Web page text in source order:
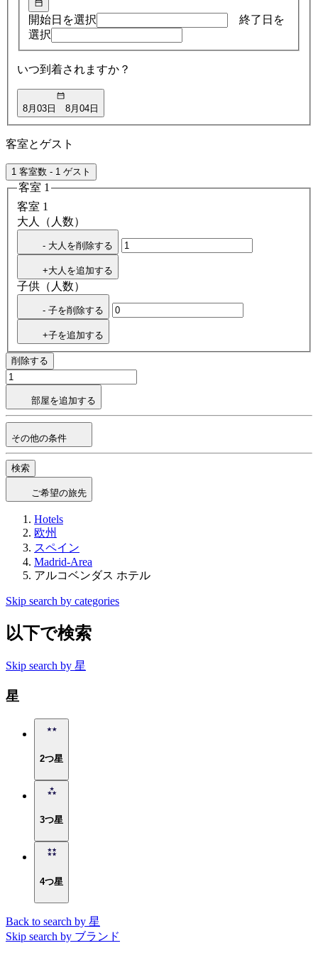
検
索
開始日を選択
終了日を
選択
いつ到着されますか？
8月03日 8月04日
客室とゲスト
1 客室数 - 1 ゲスト
客室 1
客室 1
大人（人数）
- 大人を削除する
+大人を追加する
子供（人数）
- 子を削除する
+子を追加する
削除する
部屋を追加する
その他の条件
検索
ご希望の旅先
Hotels
欧州
スペイン
Madrid-Area
アルコベンダス ホテル
Skip search by categories
以下で検索
Skip search by 星
星
2つ星
3つ星
4つ星
Back to search by 星
Skip search by ブランド